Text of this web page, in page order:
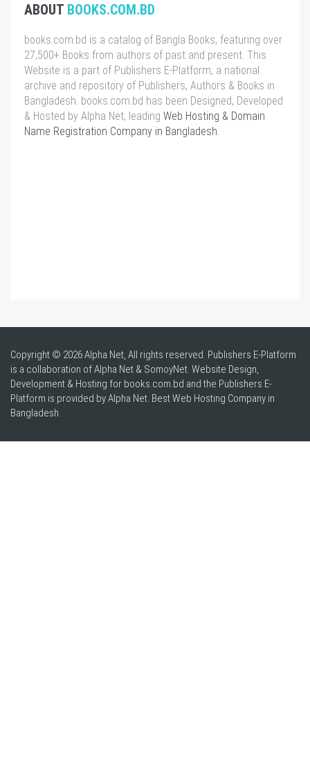
ABOUT BOOKS.COM.BD
books.com.bd is a catalog of Bangla Books, featuring over
27,500+ Books from authors of past and present. This
Website is a part of Publishers E-Platform, a national
archive and repository of Publishers, Authors & Books in
Bangladesh. books.com.bd has been Designed, Developed
& Hosted by Alpha Net, leading Web Hosting & Domain
Name Registration Company in Bangladesh
Copyright © 2026 Alpha Net, All rights reserved. Publishers E-Platform
is a collaboration of Alpha Net & SomoyNet. Website Design,
Development & Hosting for books.com.bd and the Publishers E-
Platform is provided by Alpha Net. BestWeb Hosting Company in
Bangladesh.